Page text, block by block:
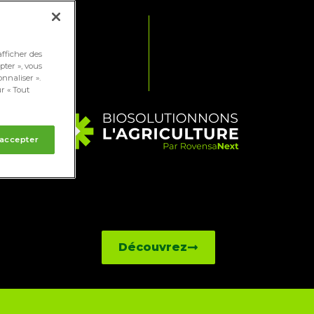
Découvrez
des
», vous
».
« Tout